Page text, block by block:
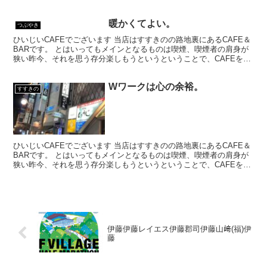
つぶやき 暖かくてよい。
ひいじいCAFEでございます 当店はすすきのの路地裏にあるCAFE＆
BARです。 とはいってもメインとなるものは喫煙、喫煙者の肩身が
狭い昨今、それを思う存分楽しもうというということで、CAFEを名
すすきの Wワークは心の余裕。
ひいじいCAFEでございます 当店はすすきのの路地裏にあるCAFE＆
BARです。 とはいってもメインとなるものは喫煙、喫煙者の肩身が
狭い昨今、それを思う存分楽しもうというということで、CAFEを名
伊藤伊藤レイエス伊藤郡司伊藤山﨑(福)伊
藤